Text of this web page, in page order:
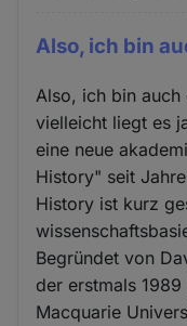
Also, ich bin
Also, ich bin
vielleicht liegt es
eine neue
History" seit
History ist kurz
Begründet von
der erstmals
Macquarie